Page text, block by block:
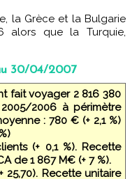
la Grèce et la Bulgarie
alors que la Turquie,
30/04/2007
2006 à périmètre
: 780 € (+ 2,1 %)
(+ 0,1 %). Recette
de 1 867 M€ (+ 7 %).
25,70). Recette unitaire